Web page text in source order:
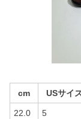
cm USサイ
22.0 5